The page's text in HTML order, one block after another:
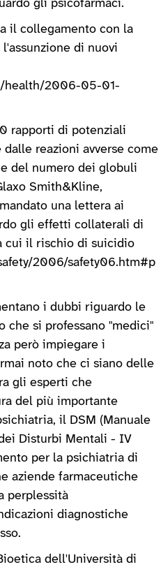
gli psicofarmaci.
il collegamento con la
di nuovi
health/2006-05-01-
rapporti di potenziali
reazioni avverse come
del numero dei globuli
Smith&Kline,
una lettera ai
gli effetti collaterali di
cui il rischio di suicidio
2006/safety06.htm#p
i dubbi riguardo le
che si professano "medici"
però impiegare i
noto che ci siano delle
gli esperti che
del più importante
il DSM (Manuale
Disturbi Mentali - IV
per la psichiatria di
aziende farmaceutiche
perplessità
diagnostiche
dell'Università di